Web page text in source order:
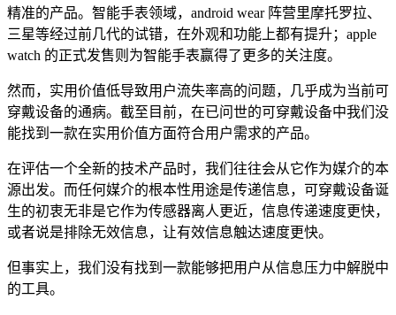
精准的产品。智能手表领域，android wear 阵营里摩托罗拉、
三星等经过前几代的试错，在外观和功能上都有提升；apple
watch 的正式发售则为智能手表赢得了更多的关注度。
然而，实用价值低导致用户流失率高的问题，几乎成为当前可
穿戴设备的通病。截至目前，在已问世的可穿戴设备中我们没
能找到一款在实用价值方面符合用户需求的产品。
在评估一个全新的技术产品时，我们往往会从它作为媒介的本
源出发。而任何媒介的根本性用途是传递信息，可穿戴设备诞
生的初衷无非是它作为传感器离人更近，信息传递速度更快，
或者说是排除无效信息，让有效信息触达速度更快。
但事实上，我们没有找到一款能够把用户从信息压力中解脱中
的工具。